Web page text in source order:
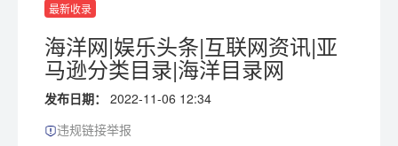
最新收录
海洋网|娱乐头条|互联网资讯|亚
马逊分类目录|海洋目录网
发布日期：
2022-11-06 12:34
违规链接举报